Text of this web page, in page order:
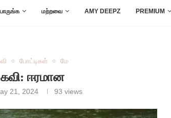
மற்றவை AMY DEEPZ PREMIUM
போட்டிகள் மே
கவி: ஈரமான
21, 2024 93 views